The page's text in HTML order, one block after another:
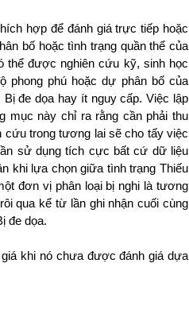
hợp để đánh giá trực tiếp hoặc
bố hoặc tình trạng quần thể của
thể được nghiên cứu kỹ, sinh học
phong phú hoặc dự phân bố của
đe dọa hay ít nguy cấp. Việc lập
mục này chỉ ra rằng cần phải thu
cứu trong tương lai sẽ cho tấy việc
sử dụng tích cực bất cứ dữ liệu
khi lựa chọn giữa tình trạng Thiếu
đơn vị phân loại bị nghi là tương
qua kể từ lần ghi nhận cuối cùng
đe dọa.
khi nó chưa được đánh giá dựa